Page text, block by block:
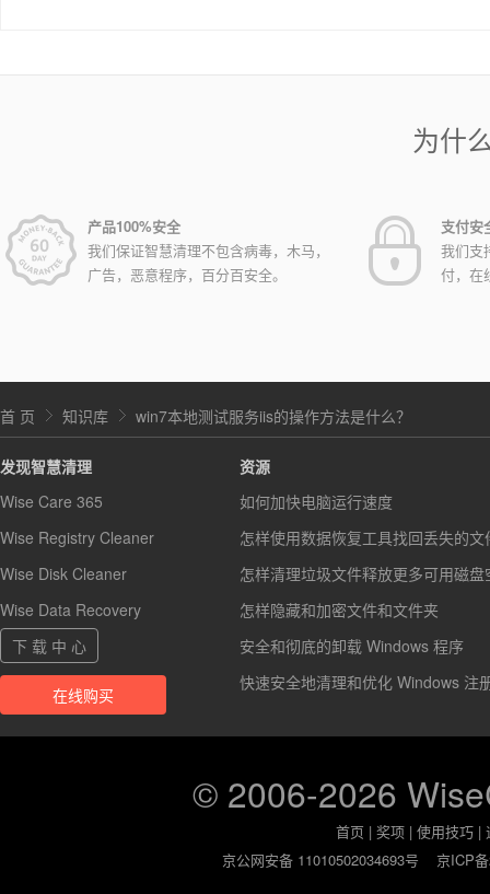
为什
产品100%安全
我们保证智慧清理不包含病毒，木马，
广告，恶意程序，百分百安全。
支付安
我们支
付，在
首 页 知识库 win7本地测试服务iis的操作方法是什么？
发现智慧清理
Wise Care 365
Wise Registry Cleaner
Wise Disk Cleaner
Wise Data Recovery
下 载 中 心
在线购买
资源
如何加快电脑运行速度
怎样使用数据恢复工具找回丢失的文
怎样清理垃圾文件释放更多可用磁盘
怎样隐藏和加密文件和文件夹
安全和彻底的卸载 Windows 程序
快速安全地清理和优化 Windows 注
© 2006-2026
首页 |奖项 |使用技巧 |
京公网安备 11010502034693号
京ICP